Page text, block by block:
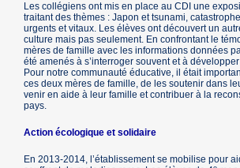
Les collégiens ont mis en place au CDI une
traitant des thèmes : Japon et tsunami,
urgents et vitaux. Les élèves ont découvert un
culture mais pas seulement. En confrontant le
mères de famille avec les informations données
été amenés à s’interroger souvent et à
Pour notre communauté éducative, il était
ces deux mères de famille, de les soutenir dans
venir en aide à leur famille et contribuer à la
pays.
Action écologique et solidaire
En 2013-2014, l’établissement se mobilise pour